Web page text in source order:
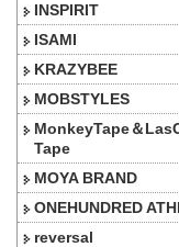
INSPIRIT
ISAMI
KRAZYBEE
MOBSTYLES
MonkeyTape＆
Tape
MOYA BRAND
ONEHUNDRED
reversal